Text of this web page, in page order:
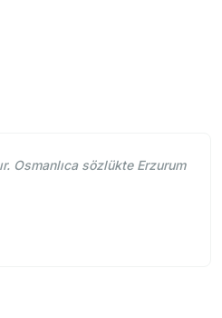
Osmanlıca sözlükte Erzurum